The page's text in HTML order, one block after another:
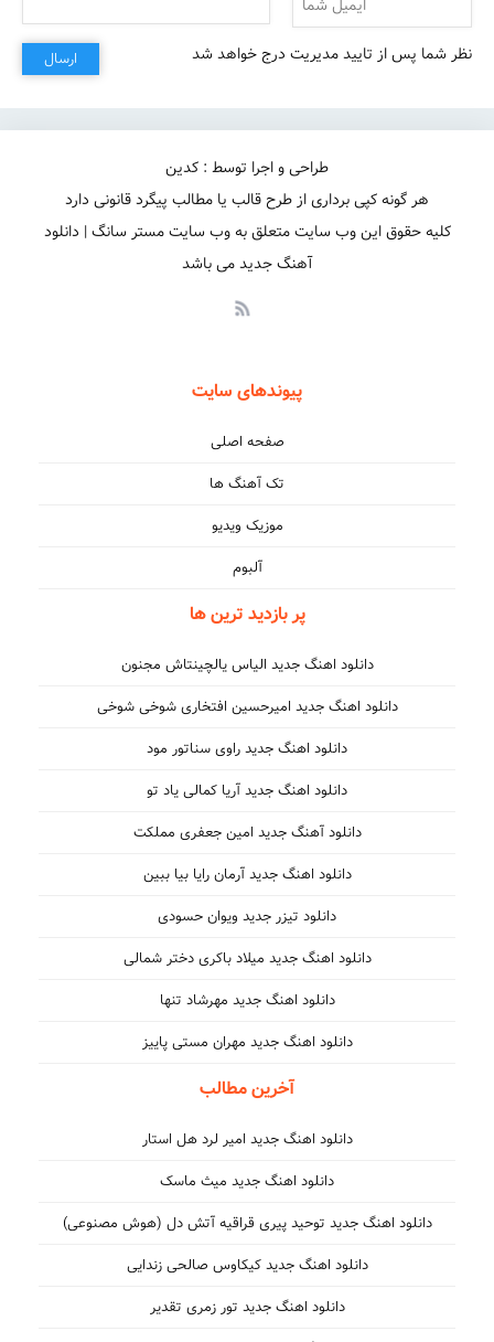
نظر شما پس از تایید مدیریت درج خواهد شد ارسال
طراحی و اجرا توسط : کدین
هر گونه کپی برداری از طرح قالب یا مطالب پیگرد قانونی دارد
کلیه حقوق این وب سایت متعلق به وب سایت مستر سانگ | دانلود
آهنگ جدید می باشد
پیوندهای سایت
صفحه اصلی
تک آهنگ ها
موزیک ویدیو
آلبوم
پر بازدید ترین ها
دانلود اهنگ جدید الیاس یالچینتاش مجنون
دانلود اهنگ جدید امیرحسین افتخاری شوخی شوخی
دانلود اهنگ جدید راوی سناتور مود
دانلود اهنگ جدید آریا کمالی یاد تو
دانلود آهنگ جدید امین جعفری مملکت
دانلود اهنگ جدید آرمان رایا بیا ببین
دانلود تیزر جدید ویوان حسودی
دانلود اهنگ جدید میلاد باکری دختر شمالی
دانلود اهنگ جدید مهرشاد تنها
دانلود اهنگ جدید مهران مستی پاییز
آخرین مطالب
دانلود اهنگ جدید امیر لرد هل استار
دانلود اهنگ جدید میث ماسک
دانلود اهنگ جدید توحید پیری قراقیه آتش دل (هوش مصنوعی)
دانلود اهنگ جدید کیکاوس صالحی زندایی
دانلود اهنگ جدید تور زمری تقدیر